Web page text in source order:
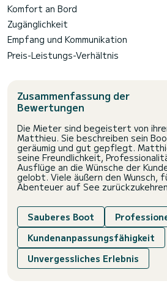
Komfort an Bord
Zugänglichkeit
Empfang und Kommunikation
Preis-Leistungs-Verhältnis
Zusammenfassung der
Bewertungen
Die Mieter sind begeistert von
Matthieu. Sie beschreiben sein
geräumig und gut gepflegt.
seine Freundlichkeit,
Ausflüge an die Wünsche der
gelobt. Viele äußern den Wunsch,
Abenteuer auf See
Sauberes Boot
Kundenanpassungsfähigkeit
Unvergessliches Erlebnis